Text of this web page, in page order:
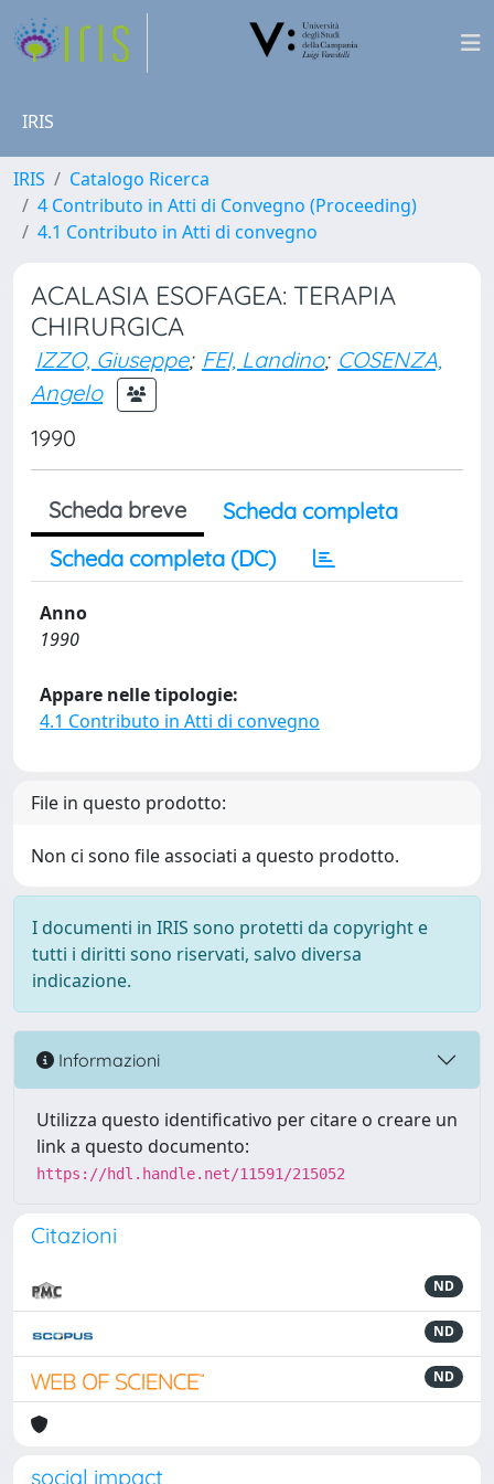
IRIS
IRIS
Catalogo Ricerca
4 Contributo in Atti di Convegno (Proceeding)
4.1 Contributo in Atti di convegno
ACALASIA ESOFAGEA: TERAPIA
CHIRURGICA
IZZO, Giuseppe; FEI, Landino; COSENZA,
Angelo
1990
Scheda breve
Scheda completa
Scheda completa (DC)
Anno
1990
Appare nelle tipologie:
4.1 Contributo in Atti di convegno
File in questo prodotto:
Non ci sono file associati a questo prodotto.
I documenti in IRIS sono protetti da copyright e
tutti i diritti sono riservati, salvo diversa
indicazione.
Informazioni
Utilizza questo identificativo per citare o creare un
link a questo documento:
https://hdl.handle.net/11591/215052
Citazioni
ND
ND
ND
social impact